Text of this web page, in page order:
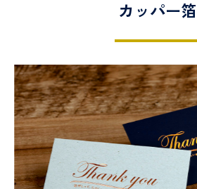
カッパー箔